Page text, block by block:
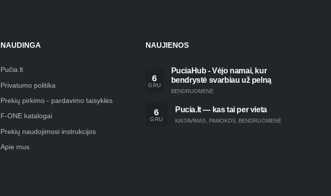
NAUDINGA
Pučia.lt
Privatumo politika
Prekių pirkimo - pardavimo taisyklės
F-ONE katalogai
Prekių naudojimosi instrukcijos
Apie mus
NAUJIENOS
6
GRU
PuciaHub - Vėjo namai, kur
bendrystė svarbiau už pelną
BENDRUOMENĖ
6
GRU
Pucia.lt — kas tai per vieta
KAITAVIMAS PAMOKOS BENDRUOMENĖ